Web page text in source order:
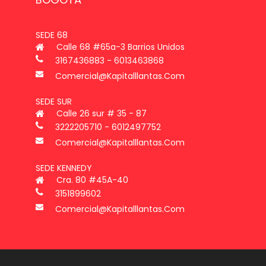
SEDE 68
Calle 68 #65a-3 Barrios Unidos
3167436883 - 6013463868
Comercial@kapitalllantas.com
SEDE SUR
Calle 26 sur # 35 - 87
3222205710 - 6012497752
Comercial@kapitalllantas.com
SEDE KENNEDY
Cra. 80 #45A-40
3151899602
Comercial@kapitalllantas.com